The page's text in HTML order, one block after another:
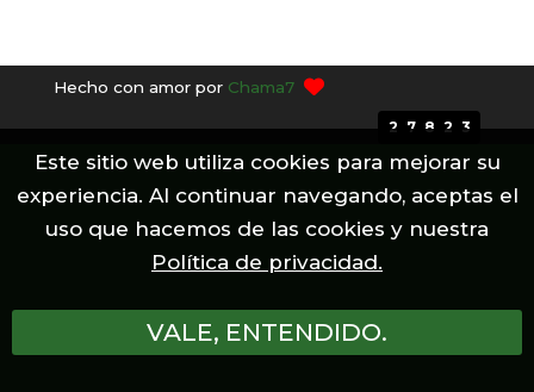
Hecho con amor por Chama7
27823
Este sitio web utiliza cookies para mejorar su
experiencia. Al continuar navegando, aceptas el
uso que hacemos de las cookies y nuestra
Política de privacidad.
VALE, ENTENDIDO.